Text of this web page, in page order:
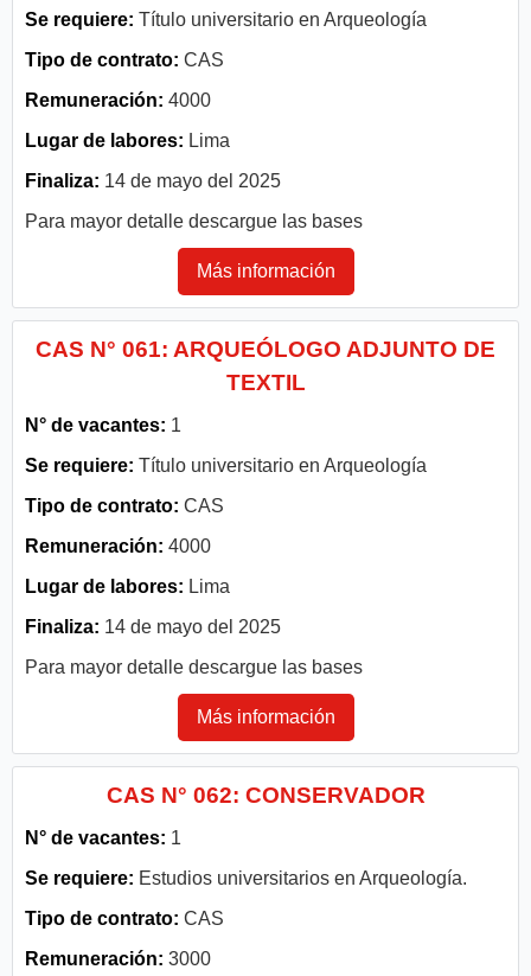
Se requiere: Título universitario en Arqueología
Tipo de contrato: CAS
Remuneración: 4000
Lugar de labores: Lima
Finaliza: 14 de mayo del 2025
Para mayor detalle descargue las bases
Más información
CAS N° 061: ARQUEÓLOGO ADJUNTO DE
TEXTIL
N° de vacantes: 1
Se requiere: Título universitario en Arqueología
Tipo de contrato: CAS
Remuneración: 4000
Lugar de labores: Lima
Finaliza: 14 de mayo del 2025
Para mayor detalle descargue las bases
Más información
CAS N° 062: CONSERVADOR
N° de vacantes: 1
Se requiere: Estudios universitarios en Arqueología.
Tipo de contrato: CAS
Remuneración: 3000